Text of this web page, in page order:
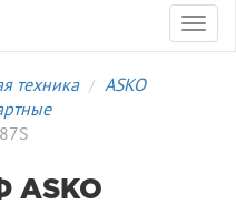
техника
ASKO